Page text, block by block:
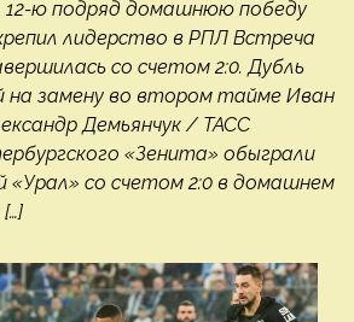
12-ю подряд домашнюю победу
лидерство в РПЛ Встреча
со счетом 2:0. Дубль
на замену во втором тайме Иван
Демьянчук / ТАСС
«Зенита» обыграли
«Урал» со счетом 2:0 в домашнем